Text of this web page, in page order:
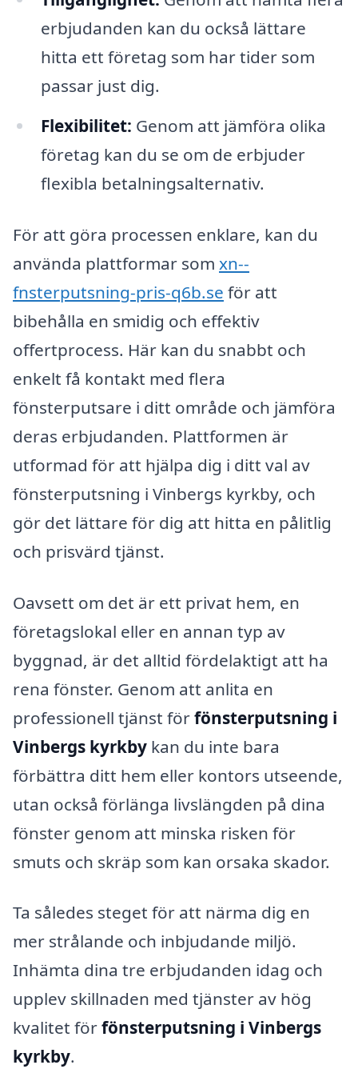
erbjudanden kan du också lättare
hitta ett företag som har tider som
passar just dig.
Flexibilitet: Genom att jämföra olika
företag kan du se om de erbjuder
flexibla betalningsalternativ.
För att göra processen enklare, kan du
använda plattformar som xn--
fnsterputsning-pris-q6b.se för att
bibehålla en smidig och effektiv
offertprocess. Här kan du snabbt och
enkelt få kontakt med flera
fönsterputsare i ditt område och jämföra
deras erbjudanden. Plattformen är
utformad för att hjälpa dig i ditt val av
fönsterputsning i Vinbergs kyrkby, och
gör det lättare för dig att hitta en pålitlig
och prisvärd tjänst.
Oavsett om det är ett privat hem, en
företagslokal eller en annan typ av
byggnad, är det alltid fördelaktigt att ha
rena fönster. Genom att anlita en
professionell tjänst förfönsterputsning i
Vinbergs kyrkby kan du inte bara
förbättra ditt hem eller kontors utseende,
utan också förlänga livslängden på dina
fönster genom att minska risken för
smuts och skräp som kan orsaka skador.
Ta således steget för att närma dig en
mer strålande och inbjudande miljö.
Inhämta dina tre erbjudanden idag och
upplev skillnaden med tjänster av hög
kvalitet förfönsterputsning i Vinbergs
kyrkby.